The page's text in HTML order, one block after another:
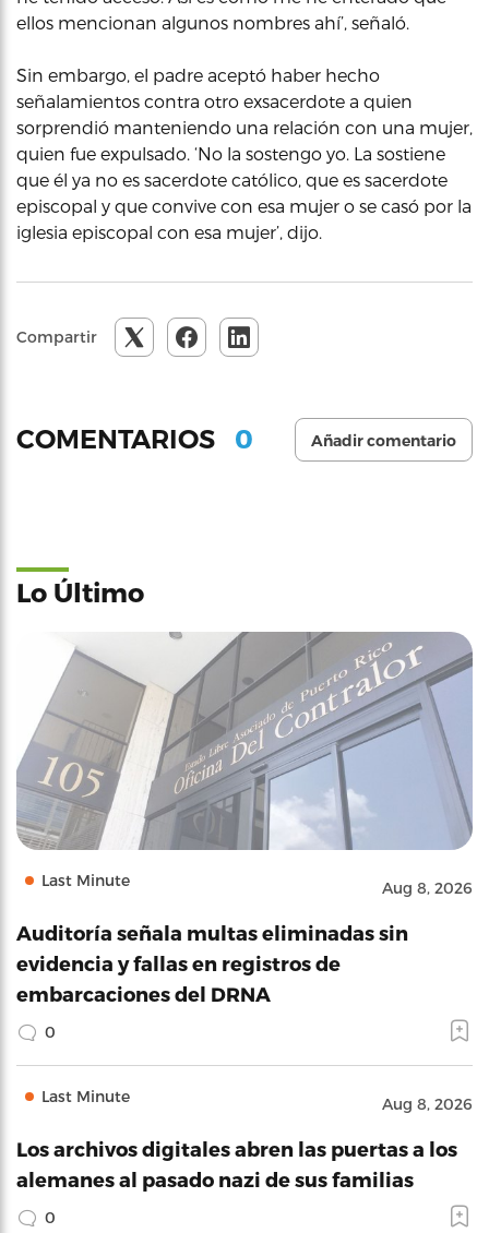
ellos mencionan algunos nombres ahí’, señaló.
Sin embargo, el padre aceptó haber hecho
señalamientos contra otro exsacerdote a quien
sorprendió manteniendo una relación con una mujer,
quien fue expulsado. ‘No la sostengo yo. La sostiene
que él ya no es sacerdote católico, que es sacerdote
episcopal y que convive con esa mujer o se casó por la
iglesia episcopal con esa mujer’, dijo.
Compartir
COMENTARIOS 0 Añadir comentario
Lo Último
Last Minute Aug 8, 2026
Auditoría señala multas eliminadas sin
evidencia y fallas en registros de
embarcaciones del DRNA
0
Last Minute Aug 8, 2026
Los archivos digitales abren las puertas a los
alemanes al pasado nazi de sus familias
0